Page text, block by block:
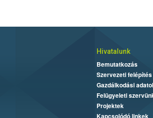
Hivatalunk
Bemutatkozás
Szervezeti felépítés
Gazdálkodási
Felügyeleti
Projektek
Kapcsolódó linkek